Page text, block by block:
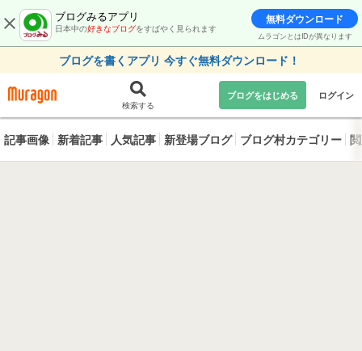
ブログみるアプリ
日本中の好きなブログをすばやく見られます
無料ダウンロード
ムラゴンとはIDが異なります
ブログを書くアプリ 今すぐ無料ダウンロード！
検索する
ブログをはじめる ログイン
記事画像 新着記事 人気記事 新登場ブログ ブログ村カテゴリー